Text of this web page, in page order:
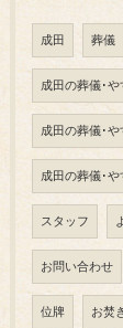
成田 葬儀
成田の葬儀･
成田の葬儀･や
成田の葬儀･
スタッフ
お問い合わせ
位牌 お焚